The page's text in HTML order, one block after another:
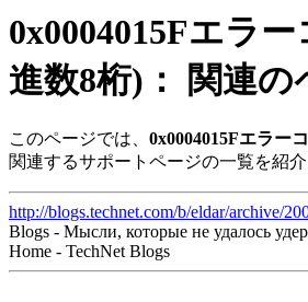
0x0004015Fエラ
進数8桁)： 関連の
このページでは、 0x0004015Fエラー
関連するサポートページの一覧を紹介
http://blogs.technet.com/b/eldar/archive/
Blogs - Мысли, которые не удалось
Home - TechNet Blogs